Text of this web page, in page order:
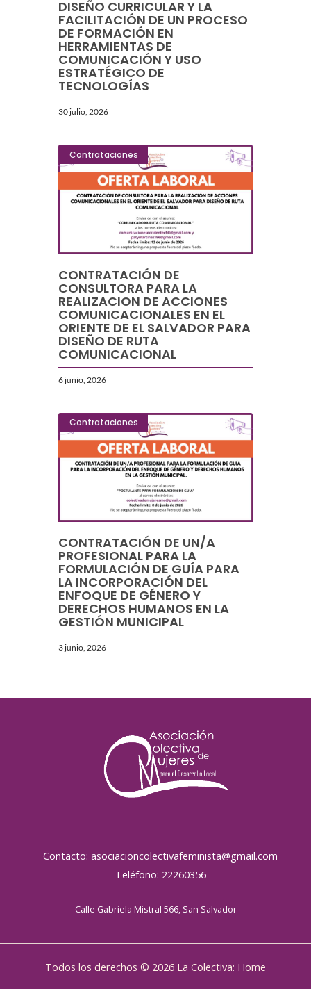
DISEÑO CURRICULAR Y LA
FACILITACIÓN DE UN PROCESO
DE FORMACIÓN EN
HERRAMIENTAS DE
COMUNICACIÓN Y USO
ESTRATÉGICO DE
TECNOLOGÍAS
30 julio, 2026
Contrataciones
CONTRATACIÓN DE
CONSULTORA PARA LA
REALIZACION DE ACCIONES
COMUNICACIONALES EN EL
ORIENTE DE EL SALVADOR PARA
DISEÑO DE RUTA
COMUNICACIONAL
6 junio, 2026
Contrataciones
CONTRATACIÓN DE UN/A
PROFESIONAL PARA LA
FORMULACIÓN DE GUÍA PARA
LA INCORPORACIÓN DEL
ENFOQUE DE GÉNERO Y
DERECHOS HUMANOS EN LA
GESTIÓN MUNICIPAL
3 junio, 2026
Contacto: asociacioncolectivafeminista@gmail.com
Teléfono: 22260356
Calle Gabriela Mistral 566, San Salvador
Todos los derechos © 2026 La Colectiva: Home